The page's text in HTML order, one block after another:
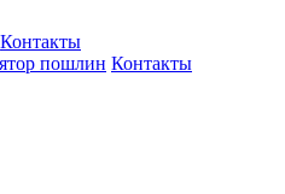
Контакты
пошлин Контакты